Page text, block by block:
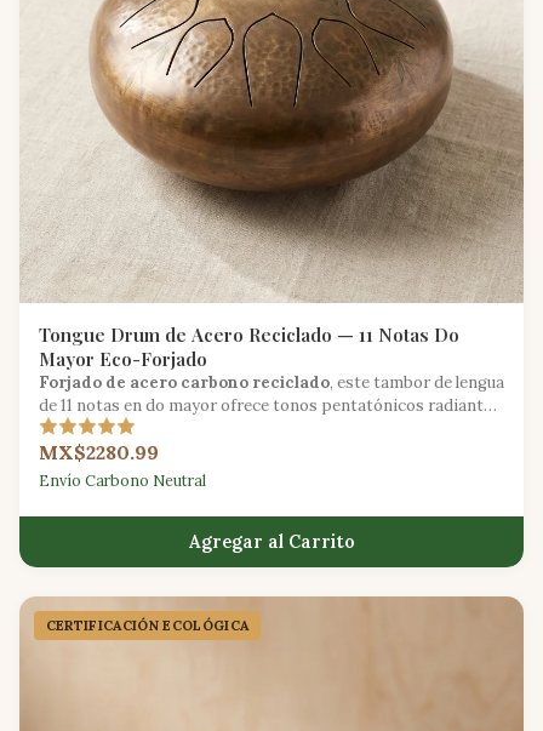
Tongue Drum de Acero Reciclado — 11 Notas Do
Mayor Eco-Forjado
Forjado de acero carbono reciclado, este tambor de lengua
de 11 notas en do mayor ofrece tonos pentatónicos radiantes
con una huella ambiental reducida.
MX$2280.99
Envío Carbono Neutral
Agregar al Carrito
CERTIFICACIÓN ECOLÓGICA